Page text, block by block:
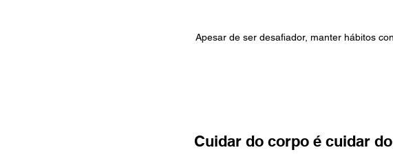
Apesar de ser desafiador, manter hábitos
Cuidar do corpo é cuidar